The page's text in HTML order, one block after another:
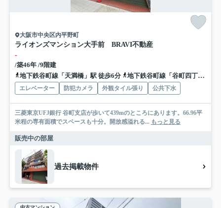
大阪市中央区内平野町
ライオンズマンション大手前 BRAVI不動産
-
/築46年 /9階建
地下鉄谷町線「天満橋」駅 徒歩6分
地下鉄谷町線「谷町四丁目」駅 徒歩9分
エレベーター 防犯カメラ 外観タイル張り 公共下水
三菱東京UFJ銀行 谷町支店が歩いて439mのところにあります。66.96平
米程の専有面積でスペースも十分。開放感溢れる... もっと見る
販売中の部屋
過去掲載物件